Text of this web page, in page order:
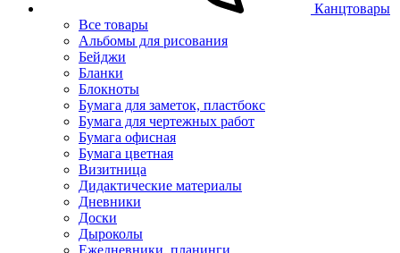
Канцтовары
Все товары
Альбомы для рисования
Бейджи
Бланки
Блокноты
Бумага для заметок, пластбокс
Бумага для чертежных работ
Бумага офисная
Бумага цветная
Визитница
Дидактические материалы
Дневники
Доски
Дыроколы
Ежедневники, планинги